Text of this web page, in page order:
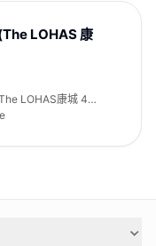
LOHAS 康
LOHAS康城 4樓